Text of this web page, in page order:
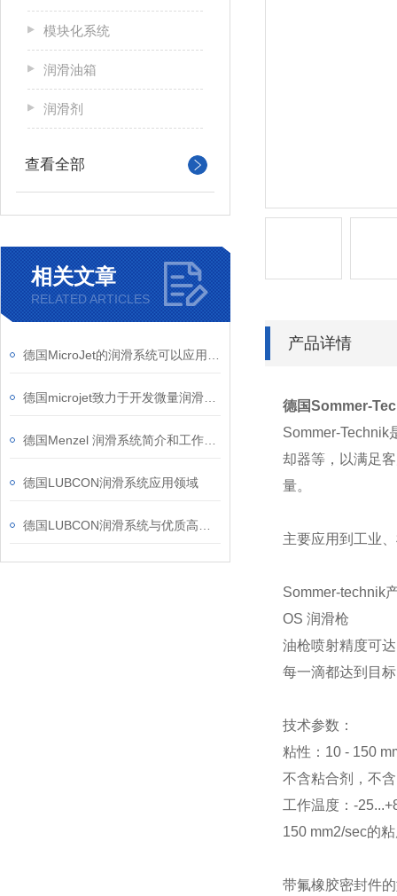
模块化系统
润滑油箱
润滑剂
查看全部
相关文章
RELATED ARTICLES
德国LUBCON润滑系统应用领域
产品详情
德国Sommer-
Sommer-
却器等，以满足
量。
主要应用到工业
Sommer-technik
OS 润滑枪
油枪喷射精度可
每一滴都达到目
技术参数：
粘性：10 - 150
不含粘合剂，不
工作温度：-
150 mm2/sec的
带氟橡胶密封件